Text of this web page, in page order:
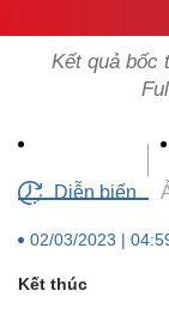
Kết quả bốc
Diễn biến
02/03/2023 |
Kết thúc